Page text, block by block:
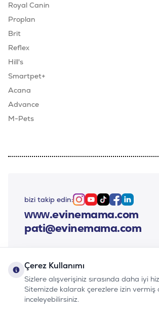
Royal Canin
Proplan
Brit
Reflex
Hill's
Smartpet+
Acana
Advance
M-Pets
bizi takip edin: Instagram
Youtube
TiktokFacebook
Linkedin
www.evinemama.com
pati@evinemama.com
Çerez Kullanımı
Sizlere alışverişiniz sırasında daha iyi
Sitemizde kalarak çerezlere izin vermiş
inceleyebilirsiniz.